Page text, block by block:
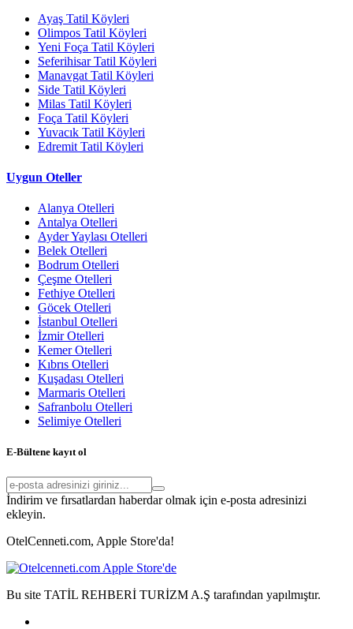
Ayaş Tatil Köyleri
Olimpos Tatil Köyleri
Yeni Foça Tatil Köyleri
Seferihisar Tatil Köyleri
Manavgat Tatil Köyleri
Side Tatil Köyleri
Milas Tatil Köyleri
Foça Tatil Köyleri
Yuvacık Tatil Köyleri
Edremit Tatil Köyleri
Uygun Oteller
Alanya Otelleri
Antalya Otelleri
Ayder Yaylası Otelleri
Belek Otelleri
Bodrum Otelleri
Çeşme Otelleri
Fethiye Otelleri
Göcek Otelleri
İstanbul Otelleri
İzmir Otelleri
Kemer Otelleri
Kıbrıs Otelleri
Kuşadası Otelleri
Marmaris Otelleri
Safranbolu Otelleri
Selimiye Otelleri
E-Bültene kayıt ol
İndirim ve fırsatlardan haberdar olmak için e-posta adresinizi
ekleyin.
OtelCenneti.com, Apple Store'da!
Bu site TATİL REHBERİ TURİZM A.Ş tarafından yapılmıştır.